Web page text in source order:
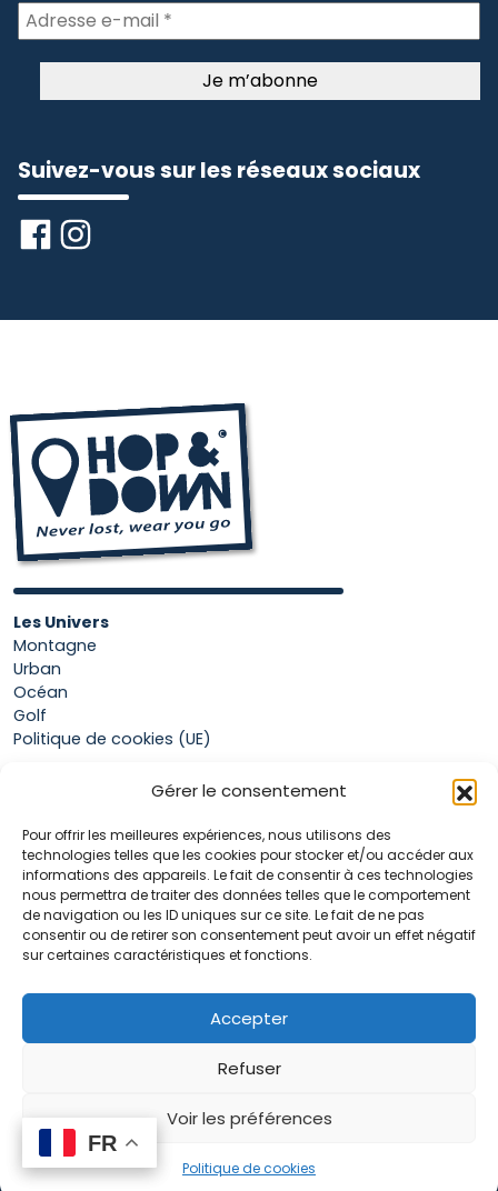
Gérer le consentement
Pour offrir les meilleures expériences, nous utilisons des
technologies telles que les cookies pour stocker et/ou accéder aux
informations des appareils. Le fait de consentir à ces technologies
nous permettra de traiter des données telles que le comportement
de navigation ou les ID uniques sur ce site. Le fait de ne pas
consentir ou de retirer son consentement peut avoir un effet négatif
sur certaines caractéristiques et fonctions.
Accepter
Refuser
Voir les préférences
Politique de cookies
0
Suivez-vous sur les réseaux sociaux
Les Univers
Montagne
Urban
Océan
Golf
Politique de cookies (UE)
Mon compte
Panier
Conditions générales de vente
La marque Hop & Down
Plan du site
FR
FR